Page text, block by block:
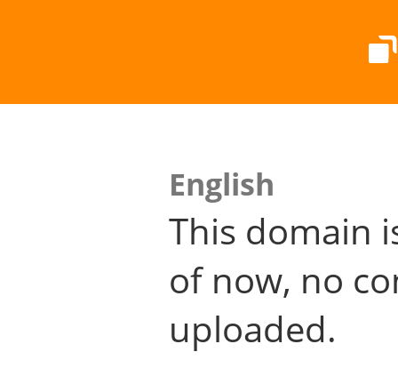
English
This domain
of now, no
uploaded.